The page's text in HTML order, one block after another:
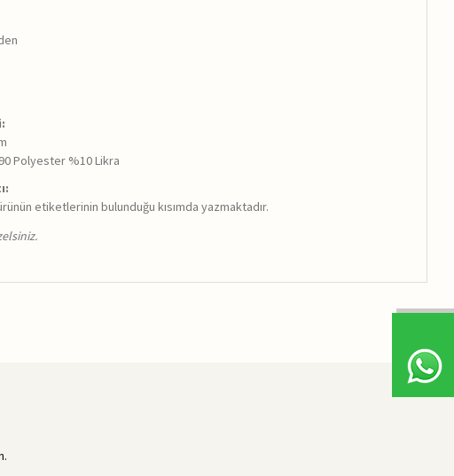
Polyester %10 Likra
etiketlerinin bulunduğu kısımda yazmaktadır.